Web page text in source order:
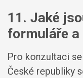
11. Jaké
formuláře a
Pro konzultaci
České republiky